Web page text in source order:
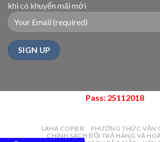
khi có khuyến mãi mới
Pass: 25112018
LAHA COPIER
PHƯƠNG THỨC VẬN
CHÍNH SÁCH ĐỔI TRẢ HÀNG VÀ